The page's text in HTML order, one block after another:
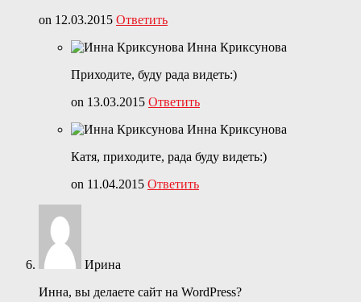
on 12.03.2015 Ответить
Инна Криксунова
Приходите, буду рада видеть:)
on 13.03.2015 Ответить
Инна Криксунова
Катя, приходите, рада буду видеть:)
on 11.04.2015 Ответить
Ирина
Инна, вы делаете сайт на WordPress?